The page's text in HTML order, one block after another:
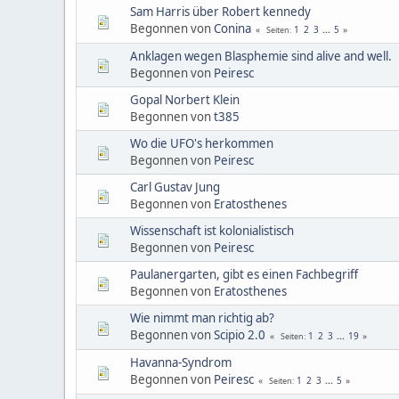
Sam Harris über Robert kennedy
Begonnen vonConina Seiten 1 2 3 ... 5
Anklagen wegen Blasphemie sind alive and well.
Begonnen von Peiresc
Gopal Norbert Klein
Begonnen vont385
Wo die UFO's herkommen
Begonnen von Peiresc
Carl Gustav Jung
Begonnen von Eratosthenes
Wissenschaft ist kolonialistisch
Begonnen von Peiresc
Paulanergarten, gibt es einen Fachbegriff
Begonnen von Eratosthenes
Wie nimmt man richtig ab?
Begonnen vonScipio 2.0 Seiten 1 2 3 ... 19
Havanna-Syndrom
Begonnen von Peiresc Seiten 1 2 3 ... 5